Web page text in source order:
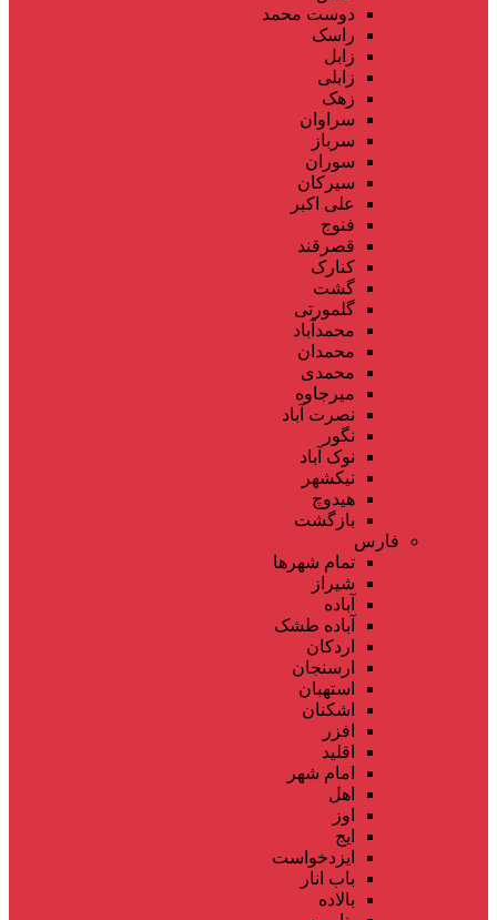
دوست محمد
راسک
زابل
زابلی
زهک
سراوان
سرباز
سوران
سیرکان
علی اکبر
فنوج
قصرقند
کنارک
گشت
گلمورتی
محمدآباد
محمدان
محمدی
میرجاوه
نصرت آباد
نگور
نوک آباد
نیکشهر
هیدوچ
بازگشت
فارس
تمام شهر‌ها
شیراز
آباده
آباده طشک
اردکان
ارسنجان
استهبان
اشکنان
افزر
اقلید
امام شهر
اهل
اوز
ایج
ایزدخواست
باب انار
بالاده